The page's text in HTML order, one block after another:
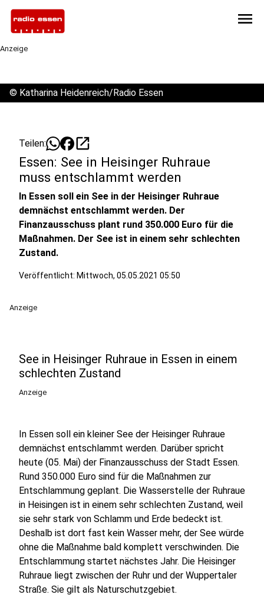
menu
Anzeige
© Katharina Heidenreich/Radio Essen
Teilen: open_in_new
Essen: See in Heisinger Ruhraue
muss entschlammt werden
In Essen soll ein See in der Heisinger Ruhraue
demnächst entschlammt werden. Der
Finanzausschuss plant rund 350.000 Euro für die
Maßnahmen. Der See ist in einem sehr schlechten
Zustand.
Veröffentlicht: Mittwoch, 05.05.2021 05:50
Anzeige
See in Heisinger Ruhraue in Essen in einem
schlechten Zustand
Anzeige
In Essen soll ein kleiner See der Heisinger Ruhraue
demnächst entschlammt werden. Darüber spricht
heute (05. Mai) der Finanzausschuss der Stadt Essen.
Rund 350.000 Euro sind für die Maßnahmen zur
Entschlammung geplant. Die Wasserstelle der Ruhraue
in Heisingen ist in einem sehr schlechten Zustand, weil
sie sehr stark von Schlamm und Erde bedeckt ist.
Deshalb ist dort fast kein Wasser mehr, der See würde
ohne die Maßnahme bald komplett verschwinden. Die
Entschlammung startet nächstes Jahr. Die Heisinger
Ruhraue liegt zwischen der Ruhr und der Wuppertaler
Straße. Sie gilt als Naturschutzgebiet.